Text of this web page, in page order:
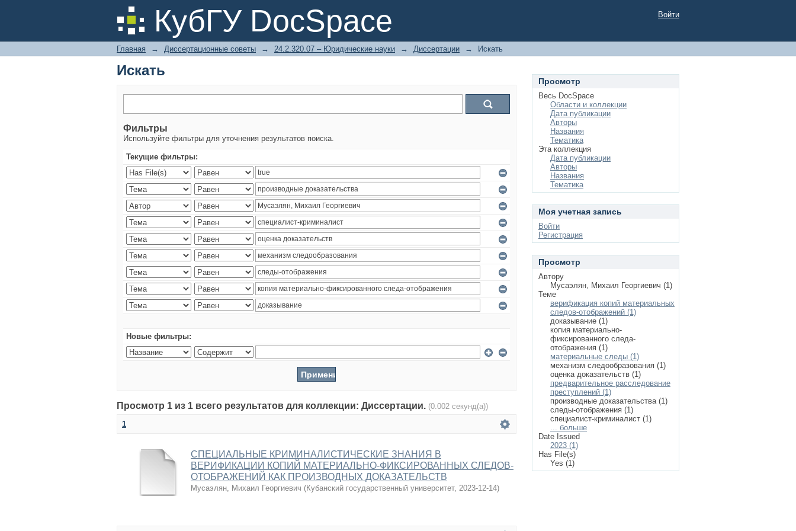
КубГУ DocSpace
Искать Войти
Главная → Диссертационные советы → 24.2.320.07 – Юридические науки → Диссертации → Искать
Искать
Фильтры
Используйте фильтры для уточнения результатов поиска.
Текущие фильтры:
Новые фильтры:
Просмотр 1 из 1 всего результатов для коллекции: Диссертации. (0.002 секунд(а))
1
СПЕЦИАЛЬНЫЕ КРИМИНАЛИСТИЧЕСКИЕ ЗНАНИЯ В
ВЕРИФИКАЦИИ КОПИЙ МАТЕРИАЛЬНО-ФИКСИРОВАННЫХ СЛЕДОВ-
ОТОБРАЖЕНИЙ КАК ПРОИЗВОДНЫХ ДОКАЗАТЕЛЬСТВ
Мусаэлян, Михаил Георгиевич (Кубанский государственный университет, 2023-12-14)
Просмотр
Весь DocSpace
Области и коллекции
Дата публикации
Авторы
Названия
Тематика
Эта коллекция
Дата публикации
Авторы
Названия
Тематика
Моя учетная запись
Войти
Регистрация
Просмотр
Автору
Мусаэлян, Михаил Георгиевич (1)
Теме
верификация копий материальных
следов-отображений (1)
доказывание (1)
копия материально-
фиксированного следа-
отображения (1)
материальные следы (1)
механизм следообразования (1)
оценка доказательств (1)
предварительное расследование
преступлений (1)
производные доказательства (1)
следы-отображения (1)
специалист-криминалист (1)
... больше
Date Issued
2023 (1)
Has File(s)
Yes (1)